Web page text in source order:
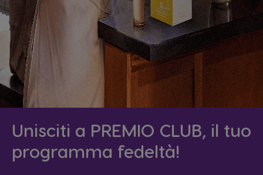
Unisciti a PREMIO CLUB, il tuo
programma fedeltà!